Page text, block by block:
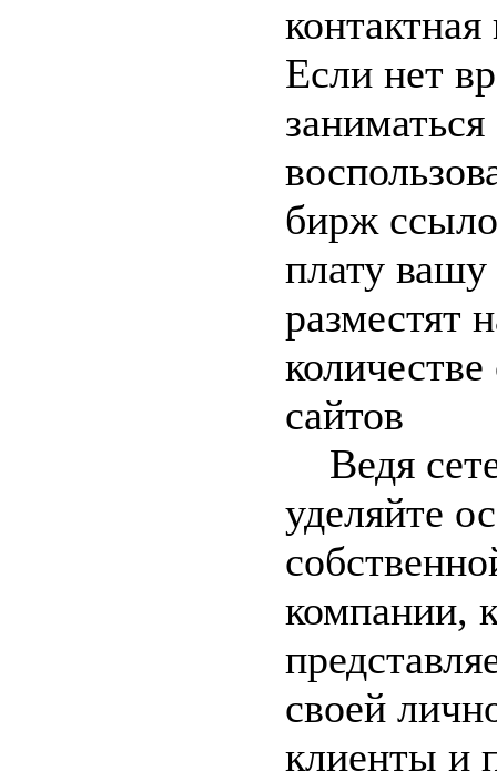
Если нет
бирж
плату
разместят
сайтов
Ведя
уделяйте
компании,
своей
клиенты и